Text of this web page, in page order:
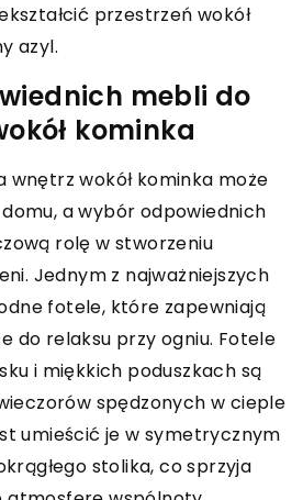
przestrzeń wokół
azyl.
mebli do
kominka
wnętrz wokół kominka może
a wybór odpowiednich
rolę w stworzeniu
Jednym z najważniejszych
fotele, które zapewniają
do relaksu przy ogniu. Fotele
i miękkich poduszkach są
spędzonych w cieple
umieścić je w symetrycznym
stolika, co sprzyja